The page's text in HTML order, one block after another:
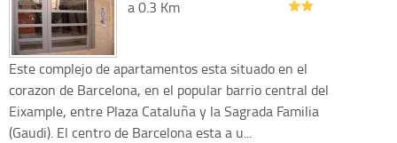
a 0.3 Km
Este complejo de apartamentos esta situado en el
corazon de Barcelona, en el popular barrio central del
Eixample, entre Plaza Cataluña y la Sagrada Familia
(Gaudi). El centro de Barcelona esta a u...